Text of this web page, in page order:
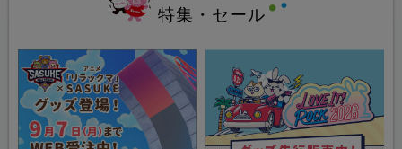
特集・セール